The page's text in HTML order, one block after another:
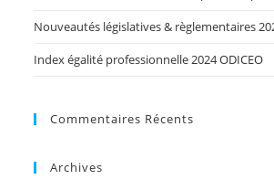
Nouveautés législatives & règlementaires
Index égalité professionnelle 2024 ODICEO
Commentaires Récents
Archives